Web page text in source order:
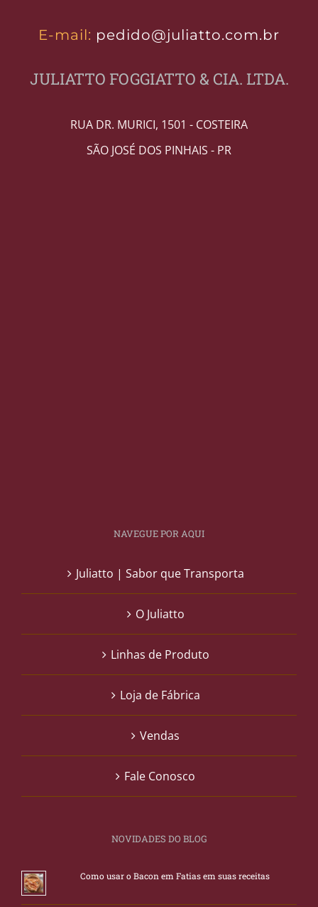
E-mail: pedido@juliatto.com.br
JULIATTO FOGGIATTO & CIA. LTDA.
RUA DR. MURICI, 1501 - COSTEIRA
SÃO JOSÉ DOS PINHAIS - PR
NAVEGUE POR AQUI
Juliatto | Sabor que Transporta
O Juliatto
Linhas de Produto
Loja de Fábrica
Vendas
Fale Conosco
NOVIDADES DO BLOG
Como usar o Bacon em Fatias em suas receitas